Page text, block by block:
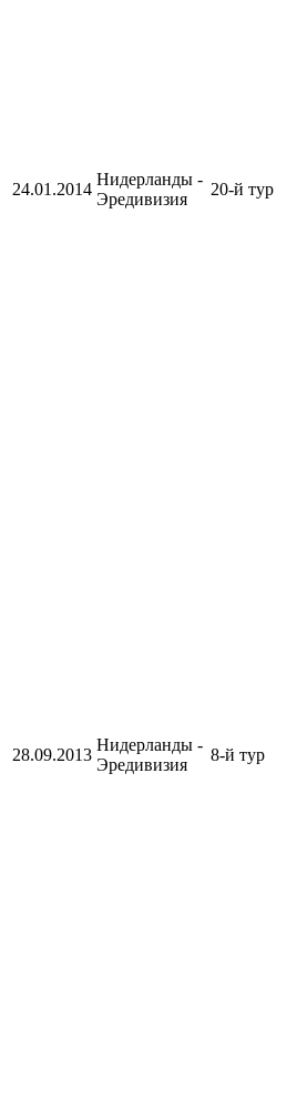
24.01.2014
Нидерланды -
Эредивизия
20-й тур
28.09.2013
Нидерланды -
Эредивизия
8-й тур